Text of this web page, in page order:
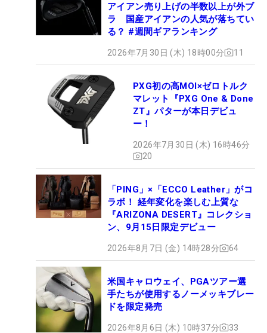
アイアン売り上げの半数以上が外ブ
ラ 国産アイアンの人気が落ちてい
る？ #週間ギアランキング
2026年7月30日 (木) 18時00分 11
PXG初の高MOI×ゼロトルク
マレット『PXG One & Done
ZT』パターが本日デビュ
ー！
2026年7月30日 (木) 16時46分
20
「PING」×「ECCO Leather」がコ
ラボ！ 経年変化を楽しむ上質な
『ARIZONA DESERT』コレクショ
ン、9月15日限定デビュー
2026年8月7日 (金) 14時28分 64
米国キャロウェイ、PGAツアー選
手たちが使用するノーメッキブレー
ドを限定発売
2026年8月6日 (木) 10時37分 33